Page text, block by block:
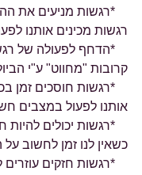
*רגשות מניעים את
רגשות מכינים אותנו
*הדחף לפעולה של
קרובות "מחווט" ע"י
*רגשות חוסכים
אותנו לפעול במצבים
*רגשות יכולים
כשאין לנו זמן לחשוב
*רגשות חזקים